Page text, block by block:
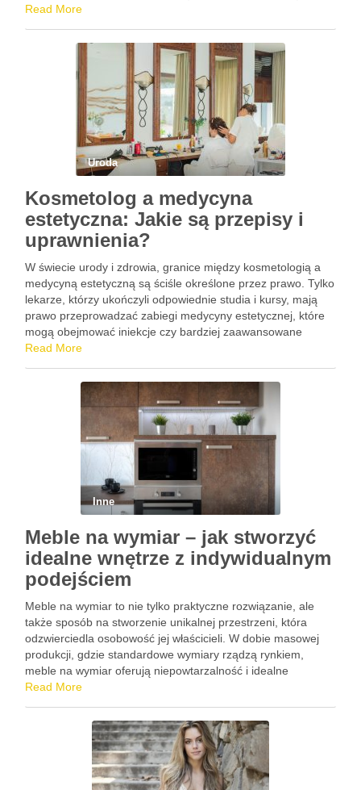
wygląd. Dzięki polerowaniu, włosy stają się wygładzone,
Read More
Uroda
Kosmetolog a medycyna
estetyczna: Jakie są przepisy i
uprawnienia?
W świecie urody i zdrowia, granice między kosmetologią a
medycyną estetyczną są ściśle określone przez prawo. Tylko
lekarze, którzy ukończyli odpowiednie studia i kursy, mają
prawo przeprowadzać zabiegi medycyny estetycznej, które
mogą obejmować iniekcje czy bardziej zaawansowane
procedury. Kosmetolodzy, choć posiadają cenną wiedzę i
Read More
Inne
Meble na wymiar – jak stworzyć
idealne wnętrze z indywidualnym
podejściem
Meble na wymiar to nie tylko praktyczne rozwiązanie, ale
także sposób na stworzenie unikalnej przestrzeni, która
odzwierciedla osobowość jej właścicieli. W dobie masowej
produkcji, gdzie standardowe wymiary rządzą rynkiem,
meble na wymiar oferują niepowtarzalność i idealne
dopasowanie do specyficznych potrzeb każdego wnętrza.
przestrzeń, a …
Read More